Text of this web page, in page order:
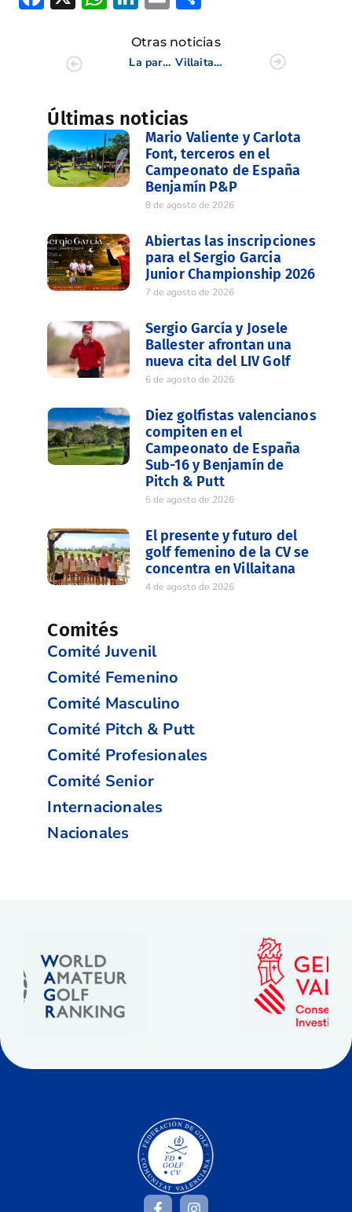
Otras noticias
La pareja de amateurs, Bondía-Casabona, se impone en la 8ª prueba del Circuito de Profesionales de la CV
Villaitana acogió la Fase Final de la CV de la Copa Levante-Memorial Fco. Gil
Últimas noticias
Mario Valiente y Carlota
Font, terceros en el
Campeonato de España
Benjamín P&P
8 de agosto de 2026
Abiertas las inscripciones
para el Sergio Garcia
Junior Championship 2026
7 de agosto de 2026
Sergio García y Josele
Ballester afrontan una
nueva cita del LIV Golf
6 de agosto de 2026
Diez golfistas valencianos
compiten en el
Campeonato de España
Sub-16 y Benjamín de
Pitch & Putt
5 de agosto de 2026
El presente y futuro del
golf femenino de la CV se
concentra en Villaitana
4 de agosto de 2026
Comités
Comité Juvenil
Comité Femenino
Comité Masculino
Comité Pitch & Putt
Comité Profesionales
Comité Senior
Internacionales
Nacionales